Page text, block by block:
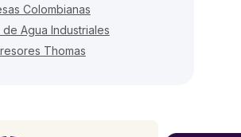
Colombianas
de Agua Industriales
Thomas